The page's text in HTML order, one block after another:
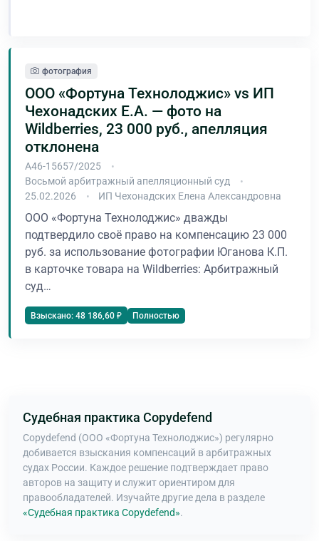
фотография
ООО «Фортуна Технолоджис» vs ИП
Чехонадских Е.А. — фото на
Wildberries, 23 000 руб., апелляция
отклонена
А46-15657/2025
Восьмой арбитражный апелляционный суд
25.02.2026
ИП Чехонадских Елена Александровна
ООО «Фортуна Технолоджис» дважды
подтвердило своё право на компенсацию 23 000
руб. за использование фотографии Юганова К.П.
в карточке товара на Wildberries: Арбитражный
суд…
Взыскано: 48 186,60 ₽ Полностью
Судебная практика Copydefend
Copydefend (ООО «Фортуна Технолоджис») регулярно
добивается взыскания компенсаций в арбитражных
судах России. Каждое решение подтверждает право
авторов на защиту и служит ориентиром для
правообладателей. Изучайте другие дела в разделе
«Судебная практика Copydefend».